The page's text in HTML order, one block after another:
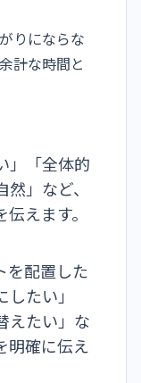
りにならな
計な時間と
」「全体的
」など、
えます。
を配置した
たい」
えたい」な
明確に伝え